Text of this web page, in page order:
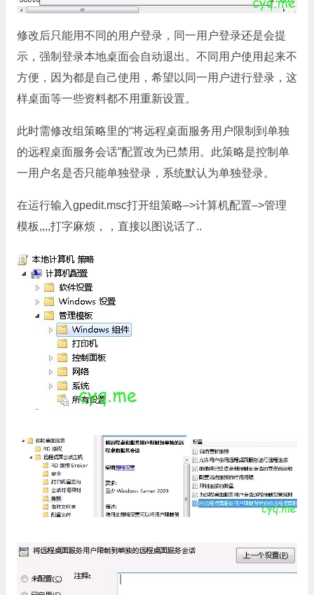
修改后只能用不同的用户登录，同一用户登录还是会提
示，强制登录本地桌面会自动退出。不同用户使用起来不
方便，因为都是自己使用，希望以同一用户进行登录，这
样桌面等一些资料都不用重新设置。
此时需修改组策略里的“将远程桌面服务用户限制到单独
的远程桌面服务会话”配置改为已禁用。此策略是控制单
一用户名是否只能单独登录，系统默认为单独登录。
在运行输入gpedit.msc打开组策略–>计算机配置–>管理
模板,,,,打字麻烦，，直接以图说话了..